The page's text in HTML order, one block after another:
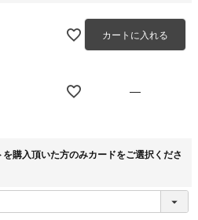
カートに入れる
—
購入頂いた方のみカードをご選択くださ